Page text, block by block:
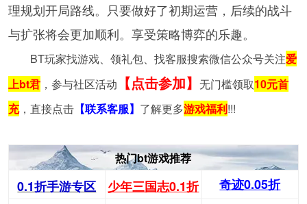
理规划开局路线。只要做好了初期运营，后续的战斗
与扩张将会更加顺利。享受策略博弈的乐趣。
BT玩家找游戏、领礼包、找客服搜索微信公众号关注爱
上bt君，参与社区活动 【点击参加】 无门槛领取10元首
充，直接点击【联系客服】 了解更多游戏福利!!!
热门bt游戏推荐
0.1折手游专区 少年三国志0.1折
奇迹0.05折